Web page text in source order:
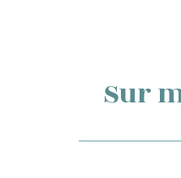
Sur